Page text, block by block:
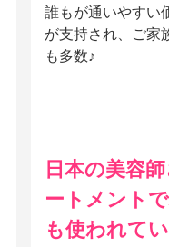
誰もが通いやすい
が支持され、ご家
も多数♪
日本の美容
ートメント
も使われて